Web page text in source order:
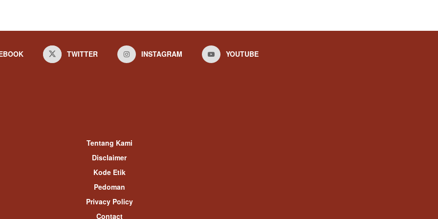
TWITTER INSTAGRAM YOUTUBE
Tentang Kami
Disclaimer
Kode Etik
Pedoman
Privacy Policy
Contact